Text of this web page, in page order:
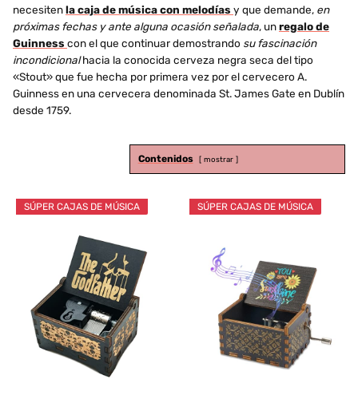
necesitenla caja de música con melodías y que demande, en
próximas fechas y ante alguna ocasión señalada, unregalo de
Guinness con el que continuar demostrando su fascinación
incondicionalhacia la conocida cerveza negra seca del tipo
«Stout» que fue hecha por primera vez por el cervecero A.
Guinness en una cervecera denominada St. James Gate en Dublín
desde 1759.
Contenidos mostrar
SÚPER CAJAS DE MÚSICA SÚPER CAJAS DE MÚSICA